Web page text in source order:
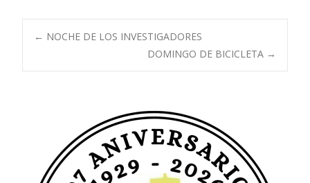
Navegación
entradas
← NOCHE DE LOS INVESTIGADORES
DOMINGO DE BICICLETA →